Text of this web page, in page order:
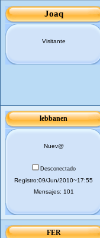
Joaq
Visitante
lebbanen
Nuev@
Desconectado
Registro:09/Jun/2010~17:55
Mensajes: 101
FER